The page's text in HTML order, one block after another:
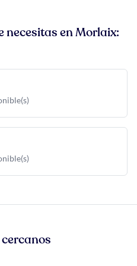
necesitas en Morlaix: